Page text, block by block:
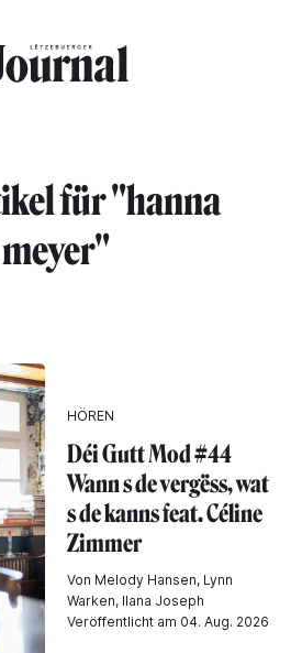
für "hanna
meyer"
HÖREN
Déi Gutt Mod #44
Wann s de vergëss, wat
s de kanns feat. Céline
Zimmer
Von Melody Hansen, Lynn
Warken, Ilana Joseph
Veröffentlicht am 04. Aug. 2026